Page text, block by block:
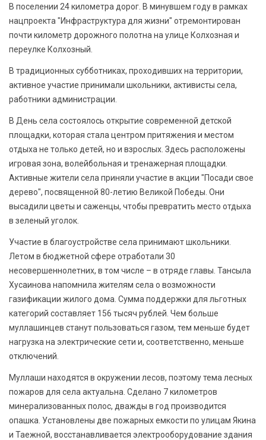
В поселении 24 километра дорог. В минувшем году в рамках
нацпроекта "Инфраструктура для жизни" отремонтирован
почти километр дорожного полотна на улице Колхозная и
переулке Колхозный.
В традиционных субботниках, проходивших на территории,
активное участие принимали школьники, активисты села,
работники администрации.
В День села состоялось открытие современной детской
площадки, которая стала центром притяжения и местом
отдыха не только детей, но и взрослых. Здесь расположены
игровая зона, волейбольная и тренажерная площадки.
Активные жители села приняли участие в акции "Посади свое
дерево", посвященной 80-летию Великой Победы. Они
высадили цветы и саженцы, чтобы превратить место отдыха
в зеленый уголок.
Участие в благоустройстве села принимают школьники.
Летом в бюджетной сфере отработали 30
несовершеннолетних, в том числе – в отряде главы. Тансыла
Хусаинова напомнила жителям села о возможности
газификации жилого дома. Сумма поддержки для льготных
категорий составляет 156 тысяч рублей. Чем больше
муллашинцев станут пользоваться газом, тем меньше будет
нагрузка на электрические сети и, соответственно, меньше
отключений.
Муллаши находятся в окружении лесов, поэтому тема лесных
пожаров для села актуальна. Сделано 7 километров
минерализованных полос, дважды в год производится
опашка. Установлены две пожарных емкости по улицам Якина
и Таежной, восстанавливается электрооборудование здания